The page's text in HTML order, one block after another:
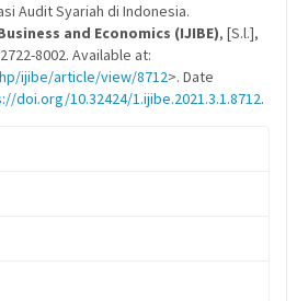
Audit Syariah di Indonesia.
and Economics (IJIBE), [S.l.],
8002. Available at:
ijibe/article/view/8712>. Date
doi.org/10.32424/1.ijibe.2021.3.1.8712.